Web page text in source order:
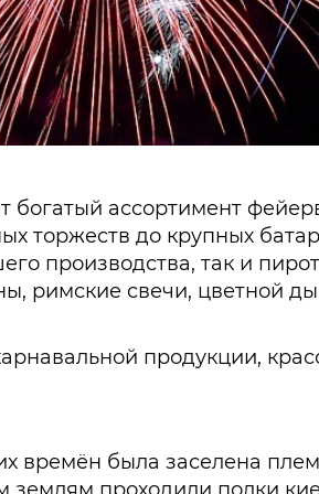
богатый ассортимент
торжеств до крупных
производства, так и
римские свечи, цветной
продукции,
времён была заселена